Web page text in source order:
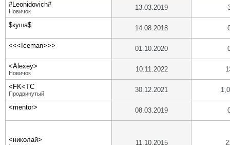
#Leonidovich#
Новичок 13.03.2019
$куша$ 14.08.2018
<<<Iceman>>> 01.10.2020
<Alexey>
Новичок 10.11.2022
<FK<TC
Продвинутый 30.12.2021
<mentor> 08.03.2019
<николай> 11.10.2015